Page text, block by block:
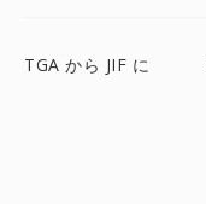
TGA から JIF に